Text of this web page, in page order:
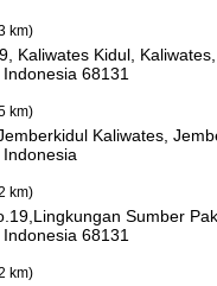
km)
Kaliwates Kidul,
68131
km)
Kaliwates,
km)
Sumber
68131
km)